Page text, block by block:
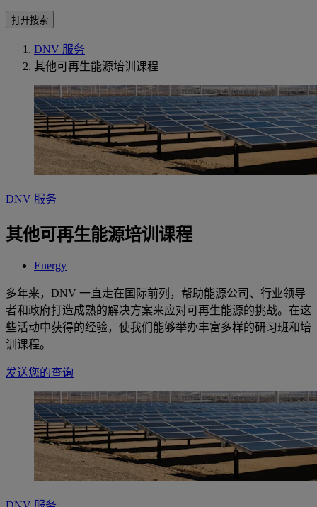
打开搜索
DNV 服务
其他可再生能源培训课程
DNV 服务
其他可再生能源培训课程
Energy
多年来，DNV 一直走在国际前列，帮助能源公司、行业领导
者和政府打造成熟的解决方案来应对可再生能源的挑战。在这
些活动中获得的经验，使我们能够举办丰富多样的研习班和培
训课程。
发送您的查询